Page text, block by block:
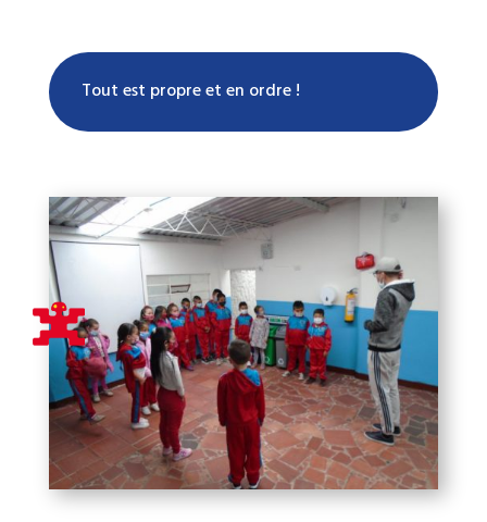
Tout est propre et en ordre !